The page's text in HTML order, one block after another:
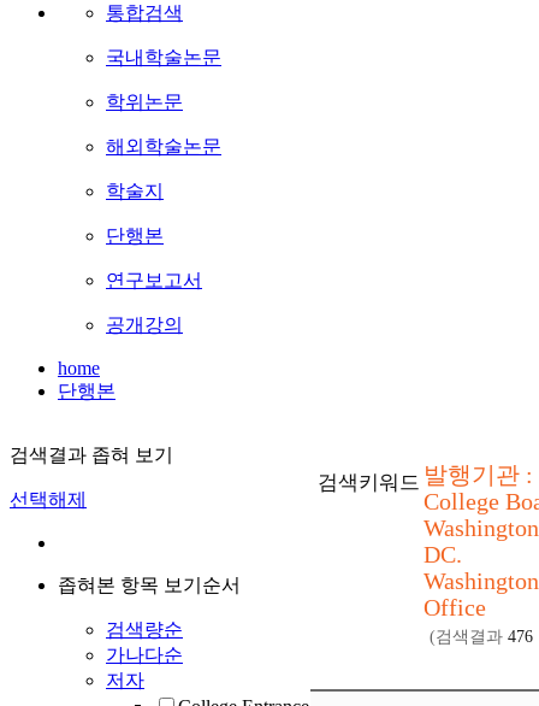
통합검색
국내학술논문
학위논문
해외학술논문
학술지
단행본
연구보고서
공개강의
home
단행본
검색결과 좁혀 보기
선택해제
좁혀본 항목 보기순서
검색량순
가나다순
저자
검색키워드 발행기관 :
College
DC.
Washington
Office
(검색결과 476